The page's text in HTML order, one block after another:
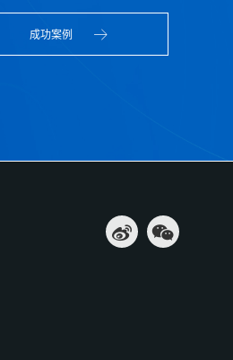
成功案例